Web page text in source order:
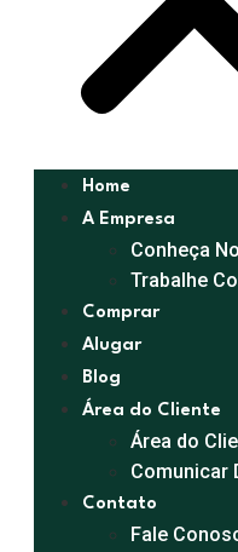
Home
A Empresa
Conheça
Trabalhe
Comprar
Alugar
Blog
Área do Cliente
Área do
Comunicar
Contato
Fale